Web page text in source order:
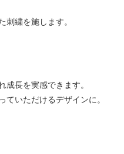
繍を施します。
長を実感できます。
いただけるデザインに。